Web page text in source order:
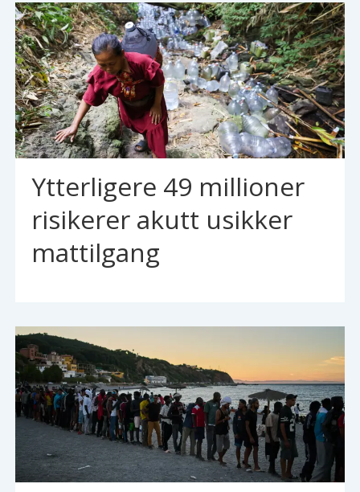
Ytterligere 49 millioner
risikerer akutt usikker
mattilgang